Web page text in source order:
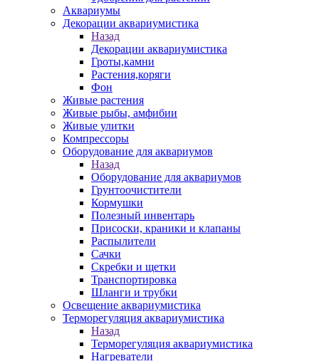
Аквариумы
Декорации аквариумистика
Назад
Декорации аквариумистика
Гроты,камни
Растения,коряги
Фон
Живые растения
Живые рыбы, амфибии
Живые улитки
Компрессоры
Оборудование для аквариумов
Назад
Оборудование для аквариумов
Грунтоочистители
Кормушки
Полезный инвентарь
Присоски, краники и клапаны
Распылители
Сачки
Скребки и щетки
Транспортировка
Шланги и трубки
Освещение аквариумистика
Терморегуляция аквариумистика
Назад
Терморегуляция аквариумистика
Нагреватели